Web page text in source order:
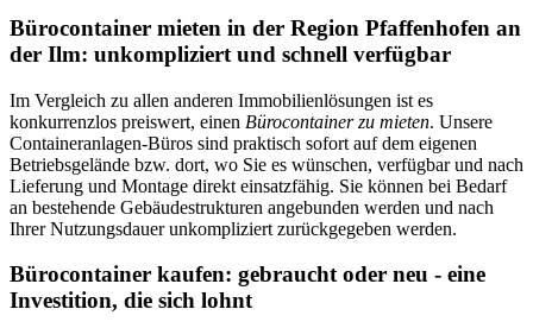
Bürocontainer mieten in der Region Pfaffenhofen an
der Ilm: unkompliziert und schnell verfügbar
Im Vergleich zu allen anderen Immobilienlösungen ist es
konkurrenzlos preiswert, einen Bürocontainer zu mieten. Unsere
Containeranlagen-Büros sind praktisch sofort auf dem eigenen
Betriebsgelände bzw. dort, wo Sie es wünschen, verfügbar und nach
Lieferung und Montage direkt einsatzfähig. Sie können bei Bedarf
an bestehende Gebäudestrukturen angebunden werden und nach
Ihrer Nutzungsdauer unkompliziert zurückgegeben werden.
Bürocontainer kaufen: gebraucht oder neu - eine
Investition, die sich lohnt